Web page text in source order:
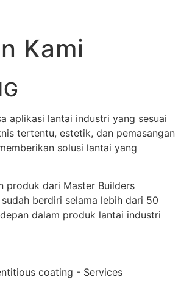
Kami
aplikasi lantai industri yang sesuai
tertentu, estetik, dan pemasangan
solusi lantai yang
produk dari Master Builders
berdiri selama lebih dari 50
dalam produk lantai industri